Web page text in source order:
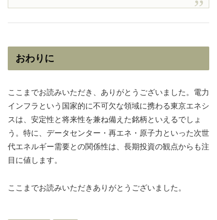
おわりに
ここまでお読みいただき、ありがとうございました。電力
インフラという国家的に不可欠な領域に携わる東京エネシ
スは、安定性と将来性を兼ね備えた銘柄といえるでしょ
う。特に、データセンター・再エネ・原子力といった次世
代エネルギー需要との関係性は、長期投資の観点からも注
目に値します。
ここまでお読みいただきありがとうございました。